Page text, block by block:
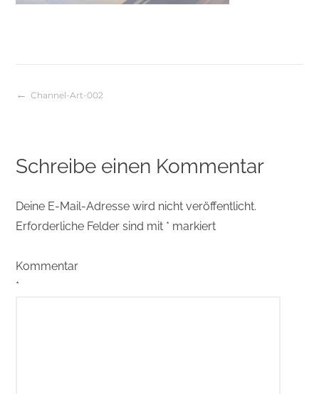
Beitragsnavigation
Channel-Art-002
Schreibe einen Kommentar
Deine E-Mail-Adresse wird nicht veröffentlicht.
Erforderliche Felder sind mit * markiert
Kommentar
*